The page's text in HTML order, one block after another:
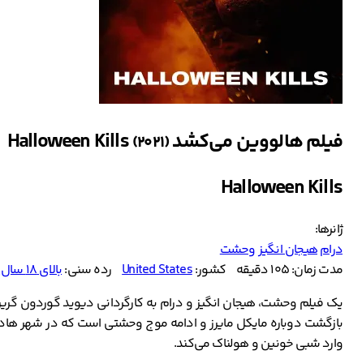
فیلم هالووین می‌کشد Halloween Kills(2021)
Halloween Kills
ژانرها:
درامهیجان انگیزوحشت
مدت زمان: 105 دقیقه
کشور:United States رده سنی:بالای ۱۸ سال
بازگشت دوباره مایکل مایرز و ادامه موج وحشتی است که در شهر
وارد شبی خونین و هولناک می‌کند.